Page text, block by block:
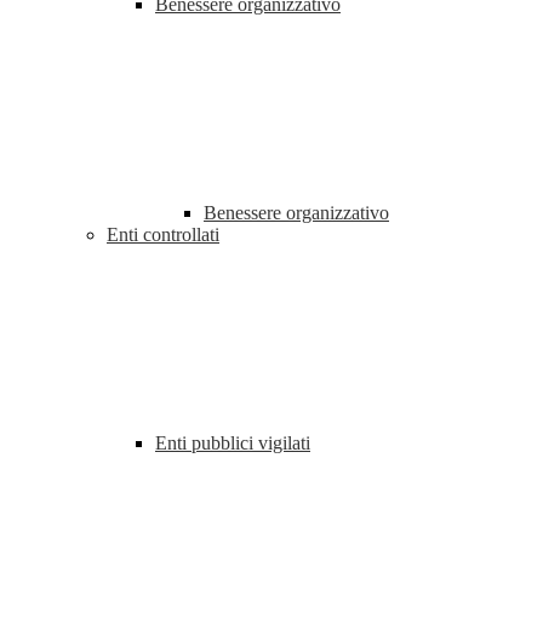
Benessere organizzativo
Benessere organizzativo
Enti controllati
Enti pubblici vigilati